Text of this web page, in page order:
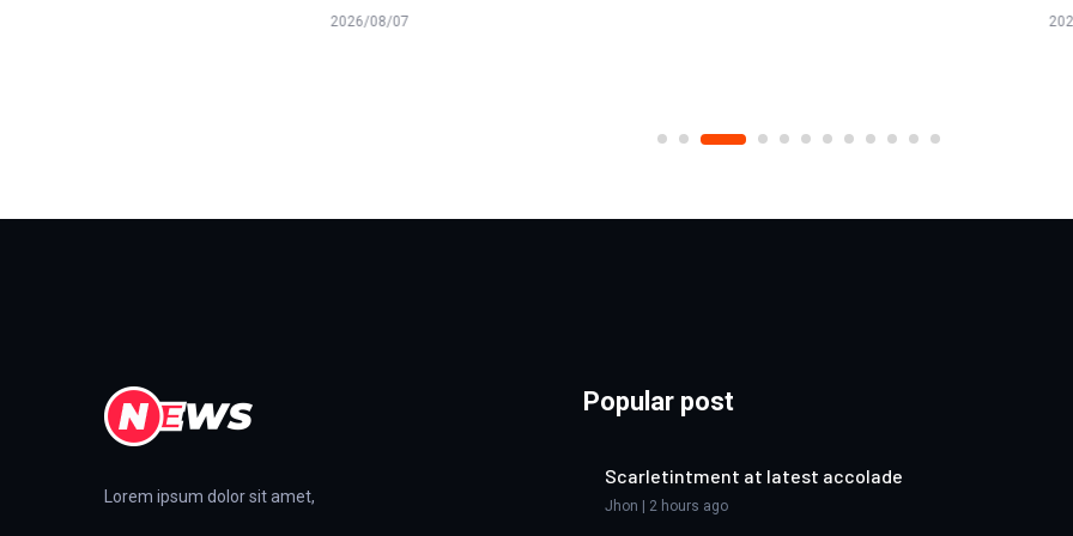
Lorem ipsum dolor sit amet,
Popular post
Scarletintment at latest accolade
Jhon | 2 hours ago